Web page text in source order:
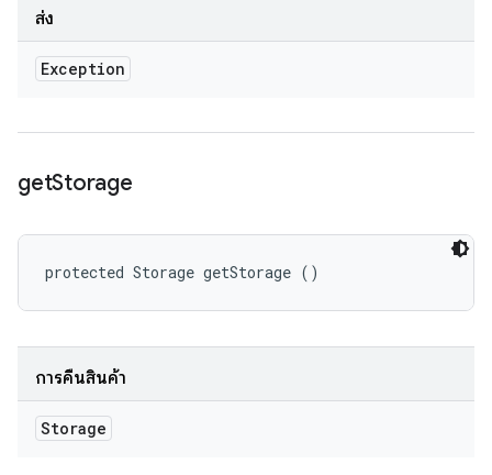
ส่ง
Exception
getStorage
protected Storage getStorage ()
การคืนสินค้า
Storage